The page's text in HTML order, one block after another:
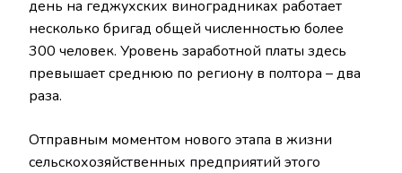
день на геджухских виноградниках работает
несколько бригад общей численностью более
300 человек. Уровень заработной платы здесь
превышает среднюю по региону в полтора – два
раза.
Отправным моментом нового этапа в жизни
сельскохозяйственных предприятий этого